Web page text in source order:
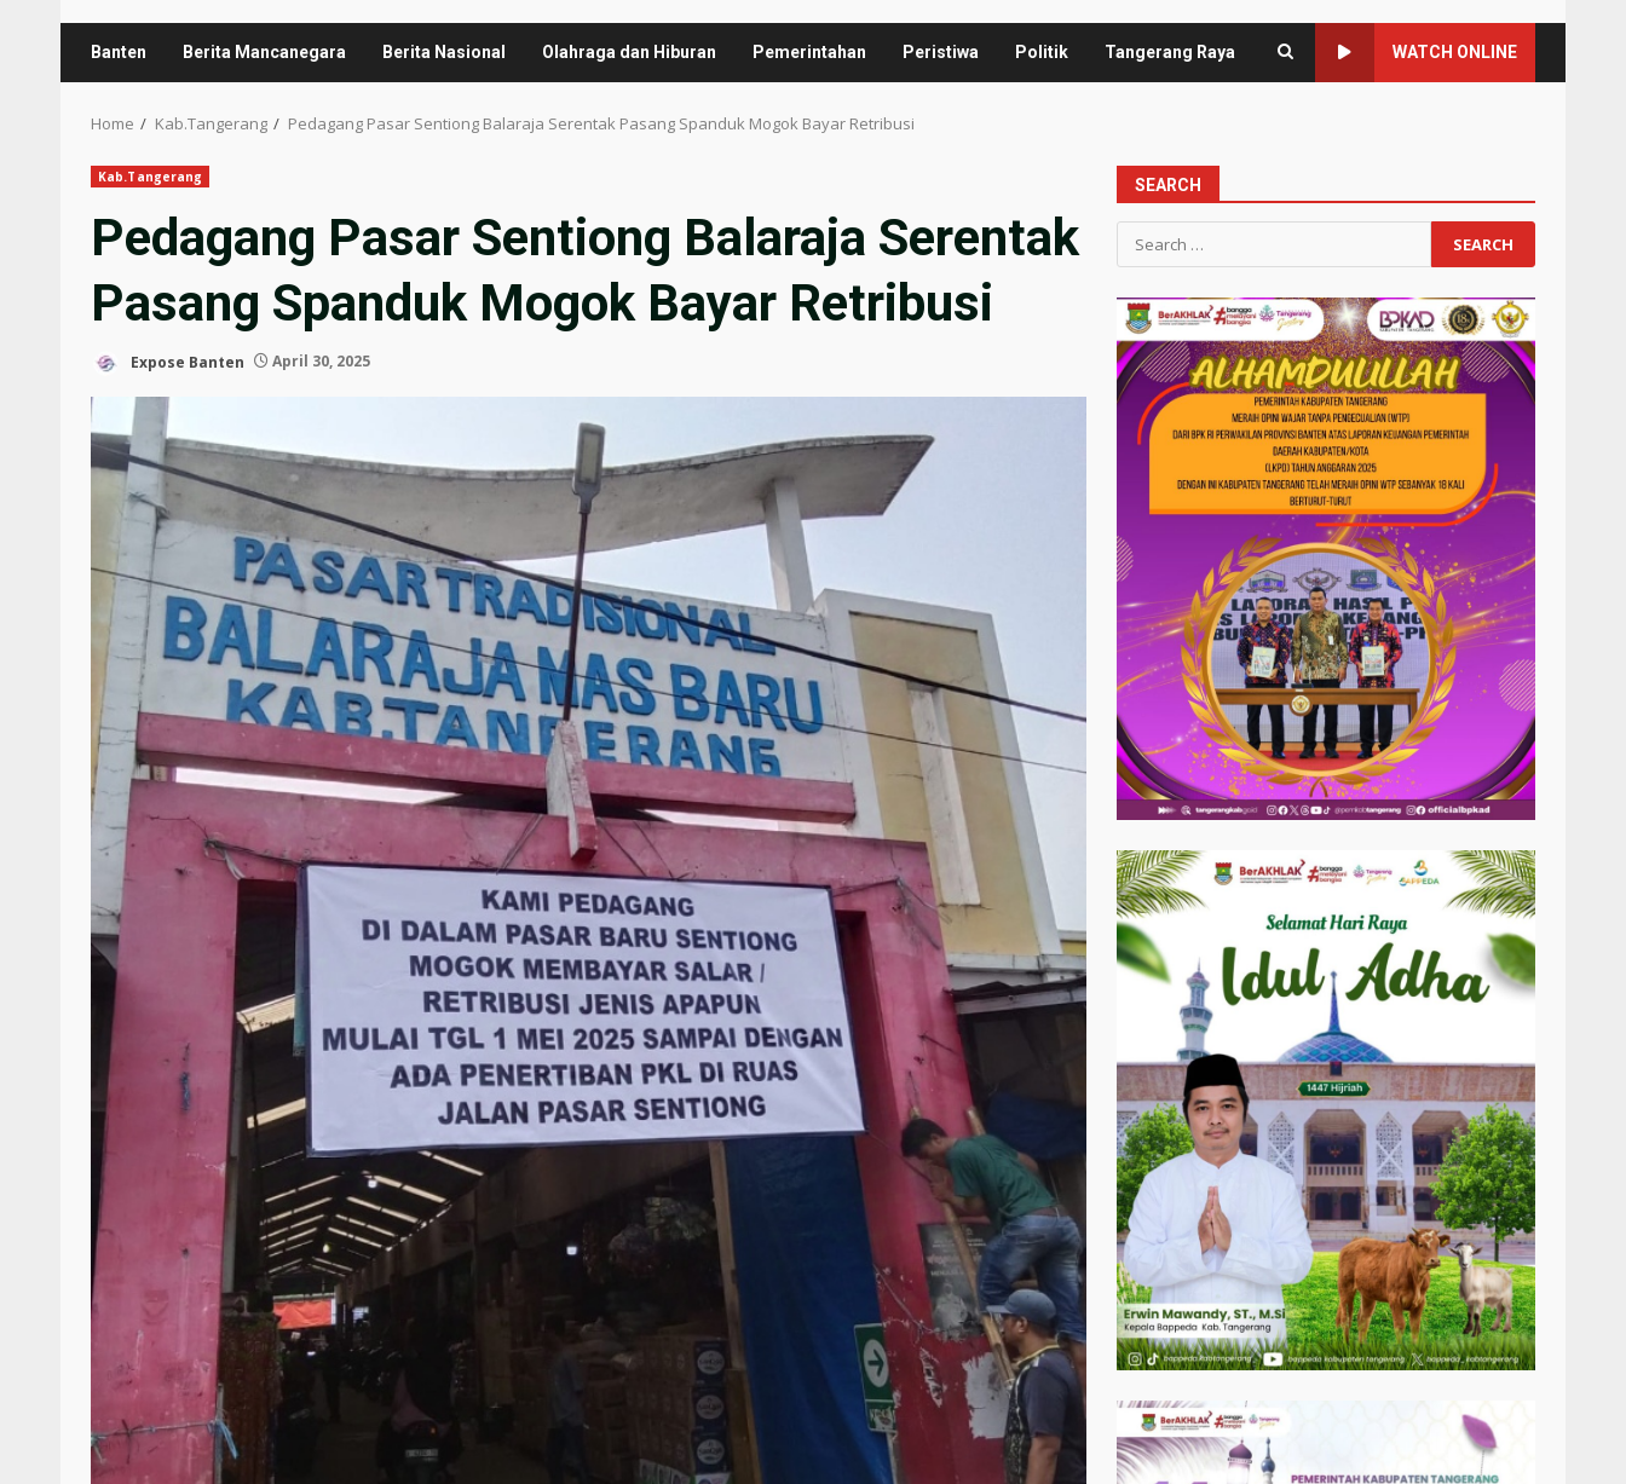
Banten Berita Mancanegara Berita Nasional Olahraga dan Hiburan Pemerintahan Peristiwa Politik Tangerang Raya WATCH ONLINE
Home Kab.Tangerang Pedagang Pasar Sentiong Balaraja Serentak Pasang Spanduk Mogok Bayar Retribusi
Kab.Tangerang
Pedagang Pasar Sentiong Balaraja Serentak
Pasang Spanduk Mogok Bayar Retribusi
Expose Banten April 30, 2025
SEARCH
Search
for: